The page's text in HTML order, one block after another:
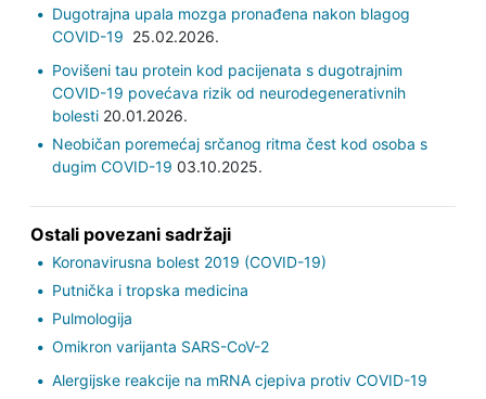
Dugotrajna upala mozga pronađena nakon blagog
COVID-19 25.02.2026.
Povišeni tau protein kod pacijenata s dugotrajnim
COVID-19 povećava rizik od neurodegenerativnih
bolesti20.01.2026.
Neobičan poremećaj srčanog ritma čest kod osoba s
dugim COVID-19 03.10.2025.
Ostali povezani sadržaji
Koronavirusna bolest 2019 (COVID-19)
Putnička i tropska medicina
Pulmologija
Omikron varijanta SARS-CoV-2
Alergijske reakcije na mRNA cjepiva protiv COVID-19